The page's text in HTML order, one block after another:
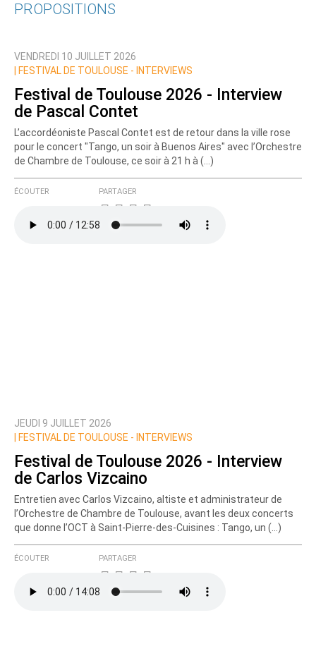
Nom
Ajoutez votre commentaire ici
Texte de votre message
Prévenez-moi de tous les nouveaux commentaires
PROPOSITIONS
VENDREDI 10 JUILLET 2026
FESTIVAL DE TOULOUSE - INTERVIEWS
Festival de Toulouse 2026 - Interview
de Pascal Contet
L’accordéoniste Pascal Contet est de retour dans la ville rose
pour le concert "Tango, un soir à Buenos Aires" avec l’Orchestre
de Chambre de Toulouse, ce soir à 21 h à (…)
ÉCOUTER PARTAGER
JEUDI 9 JUILLET 2026
FESTIVAL DE TOULOUSE - INTERVIEWS
Festival de Toulouse 2026 - Interview
de Carlos Vizcaino
Entretien avec Carlos Vizcaino, altiste et administrateur de
l’Orchestre de Chambre de Toulouse, avant les deux concerts
que donne l’OCT à Saint-Pierre-des-Cuisines : Tango, un (…)
ÉCOUTER PARTAGER